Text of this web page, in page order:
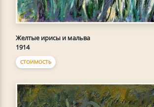
Желтые ирисы и мальва
1914
СТОИМОСТЬ